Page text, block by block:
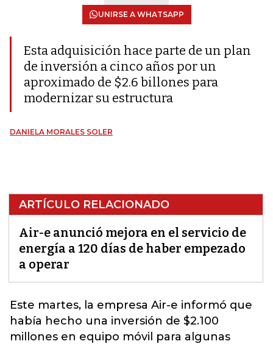
UNIRSE A WHATSAPP
Esta adquisición hace parte de un plan
de inversión a cinco años por un
aproximado de $2.6 billones para
modernizar su estructura
DANIELA MORALES SOLER
ARTÍCULO RELACIONADO
Air-e anunció mejora en el servicio de
energía a 120 días de haber empezado
a operar
Este martes, la empresa Air-e informó que
había hecho una inversión de $2.100
millones en equipo móvil para algunas